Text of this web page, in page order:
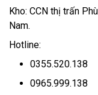
Kho: CCN thị trấn
Nam.
Hotline:
0355.520.138
0965.999.138